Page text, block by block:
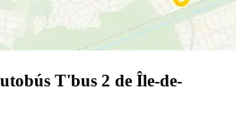
T'bus 2 de Île-de-